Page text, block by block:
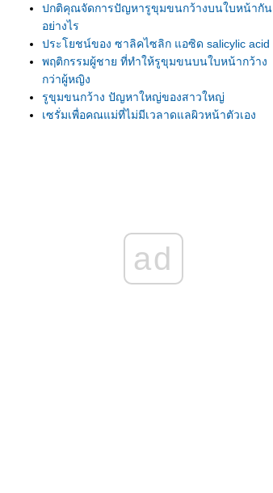
ปกติคุณจัดการปัญหารูขุมขนกว้างบนใบหน้ากัน
อย่างไร
ประโยชน์ของ ซาลิคไซลิก แอซิด salicylic acid
พฤติกรรมผู้ชาย ที่ทำให้รูขุมขนบนใบหน้ากว้าง
กว่าผู้หญิง
รูขุมขนกว้าง ปัญหาใหญ่ของสาวใหญ่
เซรั่มเพื่อคุณแม่ที่ไม่มีเวลาดูแลผิวหน้าตัวเอง
คุณสมบัติของสารสำคัญในฟีโลเมนเซรั่ม
สำหรับปัญหารูขุมขนกว้าง
ad